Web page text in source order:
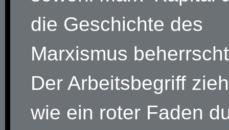
die Geschichte des
Marxismus
Der Arbeitsbegriff
wie ein roter Faden